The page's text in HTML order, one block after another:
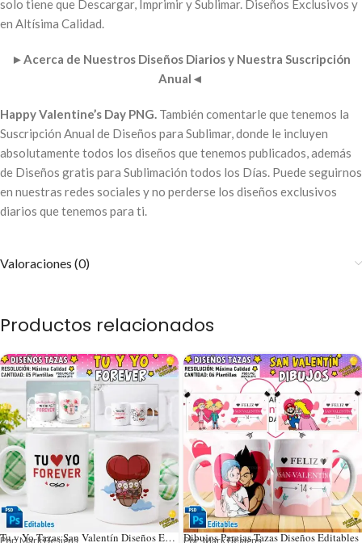
solo tiene que Descargar, Imprimir y Sublimar. Diseños Exclusivos y
en Altísima Calidad.
►Acerca de Nuestros Diseños Diarios y Nuestra Suscripción
Anual ◄
Happy Valentine’s Day PNG. También comentarle que tenemos la
Suscripción Anual de Diseños para Sublimar, donde le incluyen
absolutamente todos los diseños que tenemos publicados, además
de Diseños gratis para Sublimación todos los Días. Puede seguirnos
en nuestras redes sociales y no perderse los diseños exclusivos
diarios que tenemos para ti.
Valoraciones (0)
Productos relacionados
Tu y Yo Tazas San Valentín Diseños Editables
Por: Mark Designs Dibujos Parejas Tazas Diseños Editables
Por: Mark Designs